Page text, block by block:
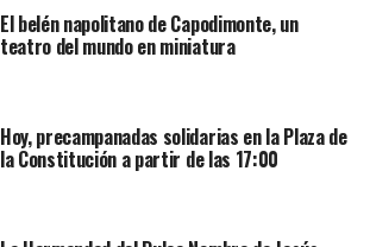
El belén napolitano de Capodimonte, un
teatro del mundo en miniatura
Hoy, precampanadas solidarias en la Plaza de
la Constitución a partir de las 17:00